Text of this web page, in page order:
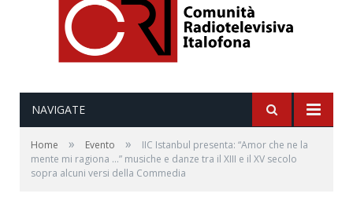
NAVIGATE
Home » Evento »
IIC Istanbul presenta: “Amor che ne la
mente mi ragiona …” musiche e danze tra il XIII e il XV secolo
sopra alcuni versi della Commedia